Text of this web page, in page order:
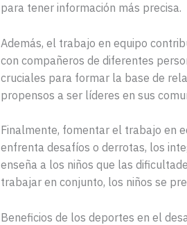
para tener información más precisa.
Además, el trabajo en equipo
con compañeros de diferentes
cruciales para formar la base de
propensos a ser líderes en sus
Finalmente, fomentar el trabajo en
enfrenta desafíos o derrotas, los
enseña a los niños que las
trabajar en conjunto, los niños se
Beneficios de los deportes en el